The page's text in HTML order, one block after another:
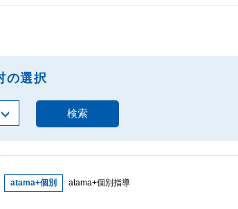
の選択
検索
atama+個別 atama+個別指導